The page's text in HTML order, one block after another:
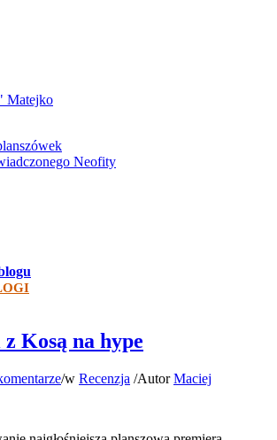
Neofity
Kosą na hype
/w Recenzja /AutorMaciej